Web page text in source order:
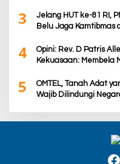
3
Jelang HUT ke-81 RI,
Belu Jaga Kamtibmas
4
Opini: Rev. D Patris
Kekuasaan: Membela
5
OMTEL, Tanah Adat
Wajib Dilindungi